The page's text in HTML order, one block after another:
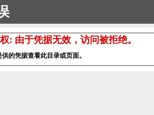
: 由于凭据无效，访问被拒绝。
的凭据查看此目录或页面。